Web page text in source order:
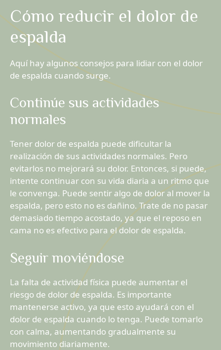
Cómo reducir el dolor de
espalda
Aquí hay algunos consejos para lidiar con el dolor
de espalda cuando surge.
Continúe sus actividades
normales
Tener dolor de espalda puede dificultar la
realización de sus actividades normales. Pero
evitarlos no mejorará su dolor. Entonces, si puede,
intente continuar con su vida diaria a un ritmo que
le convenga. Puede sentir algo de dolor al mover la
espalda, pero esto no es dañino. Trate de no pasar
demasiado tiempo acostado, ya que el reposo en
cama no es efectivo para el dolor de espalda.
Seguir moviéndose
La falta de actividad física puede aumentar el
riesgo de dolor de espalda. Es importante
mantenerse activo, ya que esto ayudará con el
dolor de espalda cuando lo tenga. Puede tomarlo
con calma, aumentando gradualmente su
movimiento diariamente.